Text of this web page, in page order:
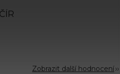
Zobrazit další hodnocení